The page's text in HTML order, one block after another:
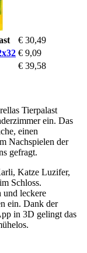
€ 30,49
€ 9,09
€ 39,58
Tierpalast
ein. Das
einen
Nachspielen der
gefragt.
Katze Luzifer,
Schloss.
und leckere
ein. Dank der
in 3D gelingt das